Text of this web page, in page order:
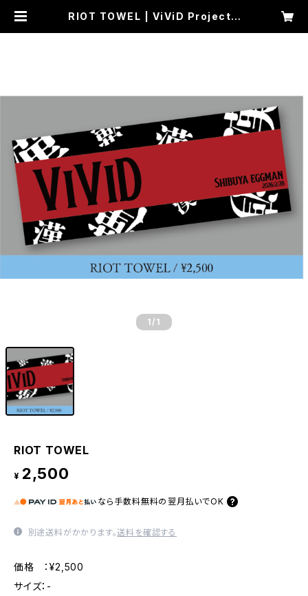
RIOT TOWEL | ViViD Project -
1 /1
RIOT TOWEL
¥ 2,500
なら 手数料無料の 翌月払いでOK
別途送料がかかります。送料を確認する
価格 ：¥2,500
サイズ：-